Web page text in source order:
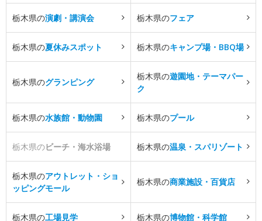
栃木県の演劇・講演会 栃木県のフェア
栃木県の夏休みスポット 栃木県のキャンプ場・BBQ場
栃木県のグランピング
栃木県の遊園地・テーマパー
ク
栃木県の水族館・動物園 栃木県のプール
栃木県のビーチ・海水浴場 栃木県の温泉・スパリゾート
栃木県のアウトレット・ショ
ッピングモール
栃木県の商業施設・百貨店
栃木県の工場見学 栃木県の博物館・科学館